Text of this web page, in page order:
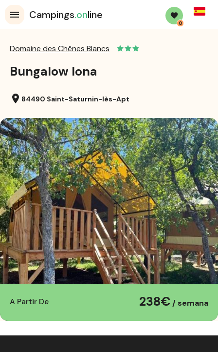
Campings.online
0
Domaine des Chênes Blancs
Bungalow lona
location_on 84490 Saint-Saturnin-lès-Apt
A Partir De 238€ / semana